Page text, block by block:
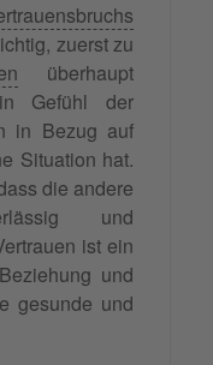
zuerst zu
überhaupt
Gefühl der
in Bezug auf
Situation hat.
die andere
und
ist ein
und
gesunde und